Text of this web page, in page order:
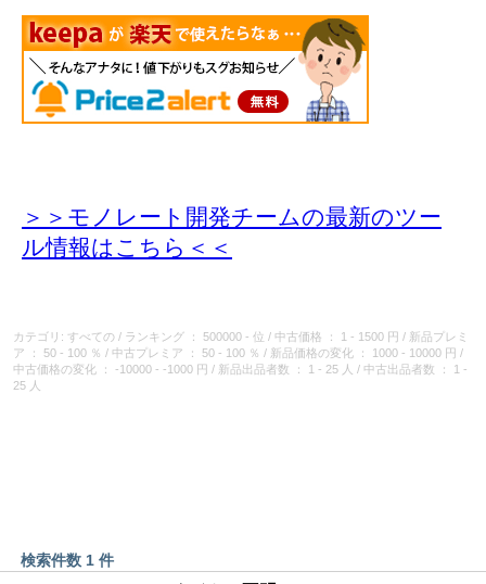
＞＞モノレート開発チームの最新のツー
ル情報はこちら＜＜
カテゴリ: すべての / ランキング ： 500000 - 位 / 中古価格 ： 1 - 1500 円 / 新品プレミ
ア
： 50 - 100 ％ / 中古プレミア ： 50 - 100 ％ / 新品価格の変化 ： 1000 - 10000 円
/
中古価格の変化
： -10000 - -1000 円 / 新品出品者数 ： 1 - 25 人 / 中古出品者数
： 1 -
25 人
検索件数 1 件